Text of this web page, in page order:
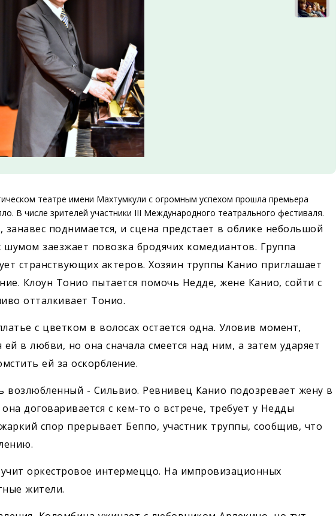
театре имени Махтумкули c огромным успехом прошла премьера
В числе зрителей участники III Международного театрального фестиваля.
поднимается, и сцена предстает в облике небольшой
шумом заезжает повозка бродячих комедиантов. Группа
странствующих актеров. Хозяин труппы Канио приглашает
Клоун Тонио пытается помочь Недде, жене Канио, сойти с
отталкивает Тонио.
с цветком в волосах остается одна. Уловив момент,
ей в любви, но она сначала смеется над ним, а затем ударяет
ей за оскорбление.
возлюбленный - Сильвио. Ревнивец Канио подозревает жену в
договаривается с кем-то о встрече, требует у Недды
спор прерывает Беппо, участник труппы, сообщив, что
оркестровое интермеццо. На импровизационных
жители.